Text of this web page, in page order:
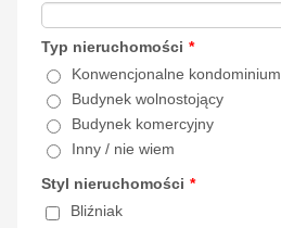
Typ nieruchomości *
Konwencjonalne kondominium
Budynek wolnostojący
Budynek komercyjny
Inny / nie wiem
Styl nieruchomości *
Bliźniak